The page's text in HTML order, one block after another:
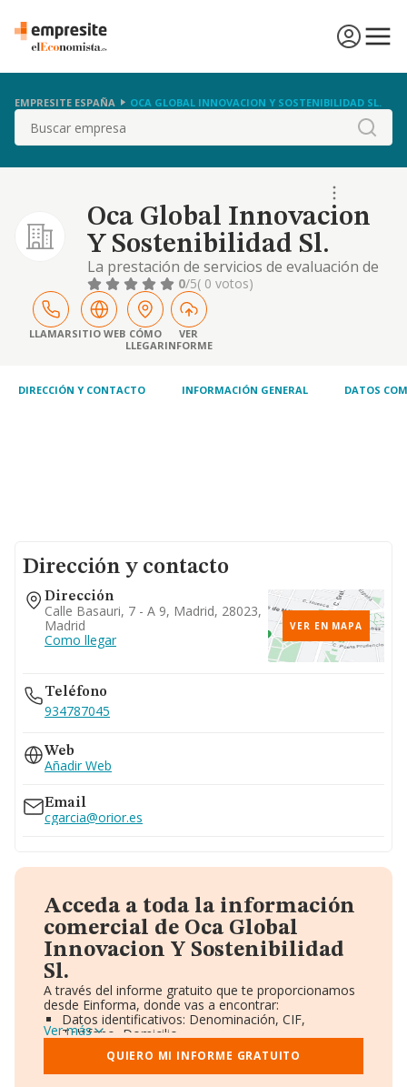
EMPRESITE ESPAÑA OCA GLOBAL INNOVACION Y SOSTENIBILIDAD SL.
Buscar
Oca Global Innovacion
Y Sostenibilidad Sl.
La prestación de servicios de evaluación de
la conformidad y certificación de sistemas,
proyectos y programas de investigación,
desarrollo e innovación tecnológica,
certificación, validación y verificación de
autoevaluaciones, memorias de
sostenibilidad,.
0/5( 0 votos)
LLAMARSITIO WEB CÓMO
LLEGAR
VER
INFORME
DIRECCIÓN Y CONTACTO INFORMACIÓN GENERAL DATOS
Dirección y contacto
Dirección
Calle Basauri, 7 - A 9, Madrid, 28023,
Madrid
Como llegar
VER EN MAPA
Teléfono
934787045
Web
Añadir Web
Email
cgarcia@orior.es
Acceda a toda la información
comercial de Oca Global
Innovacion Y Sostenibilidad
Sl.
A través del informe gratuito que te proporcionamos
desde Einforma, donde vas a encontrar:
Datos identificativos: Denominación, CIF,
Teléfono, Domicilio.
Informe Mercantil Completo (BORME).
Gráficos de Evolución Ventas y Empleados.
Consejo de Administración y Administradores.
Ver más
QUIERO MI INFORME GRATUITO